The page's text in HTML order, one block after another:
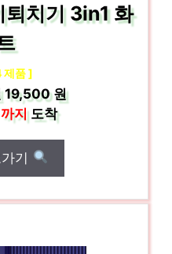
퇴치기 3in1 화
제품 ]
19,500 원
까지도착
기